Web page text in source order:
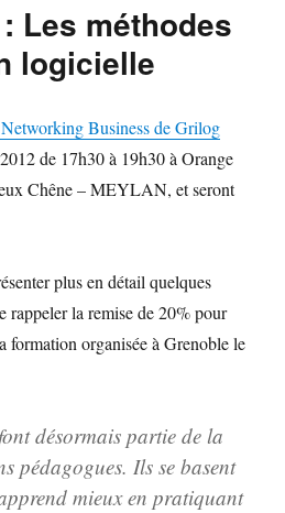
encore
Les méthodes
logicielle
Business de Grilog
de 17h30 à 19h30 à Orange
Chêne – MEYLAN, et seront
plus en détail quelques
rappeler la remise de 20% pour
formation organisée à Grenoble le
désormais partie de la
pédagogues. Ils se basent
mieux en pratiquant